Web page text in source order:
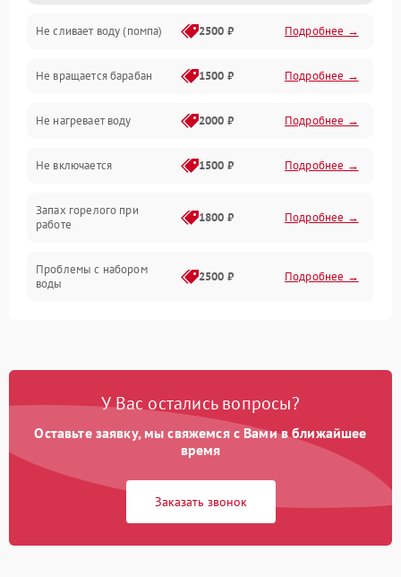
Водоснабжение
Слив
Программное обеспечение
Не сливает воду (помпа) 2500 ₽ Подробнее →
Не вращается барабан 1500 ₽ Подробнее →
Не нагревает воду 2000 ₽ Подробнее →
Не включается 1500 ₽ Подробнее →
Запах горелого при
работе
1800 ₽ Подробнее →
Проблемы с набором
воды
2500 ₽ Подробнее →
Замена платы управления 2200 ₽ Подробнее →
У Вас остались вопросы?
Оставьте заявку, мы свяжемся с Вами в ближайшее
время
Заказать звонок